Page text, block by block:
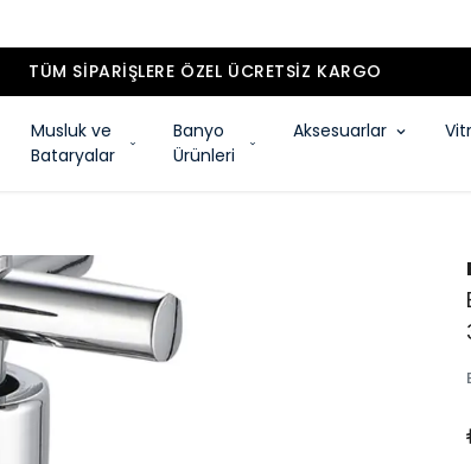
TÜM SIPARIŞLERE ÖZEL ÜCRETSIZ KARGO
Musluk ve
Bataryalar
Banyo
Ürünleri
Aksesuarlar